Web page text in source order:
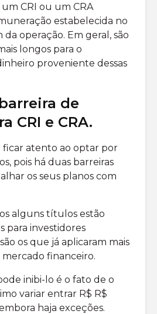
CRI ou um CRA
estabelecida no
operação. Em geral, são
longos para o
proveniente dessas
de
CRI e CRA.
ficar atento ao optar por
pois há duas barreiras
os seus planos com
alguns títulos estão
para investidores
os que já aplicaram mais
mercado financeiro.
inibi-lo é o fato de o
variar entrar R$ R$
haja exceções.